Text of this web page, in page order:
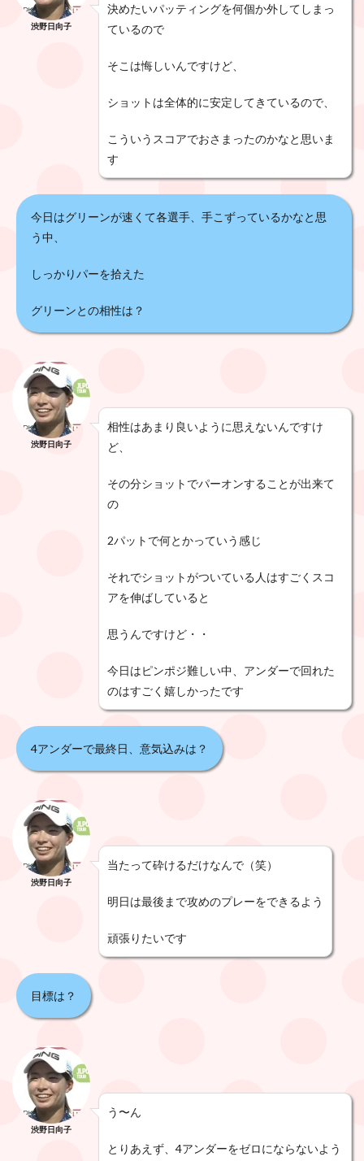
渋野日向子
決めたいパッティングを何個か外してしまっ
ているので
そこは悔しいんですけど、
ショットは全体的に安定してきているので、
こういうスコアでおさまったのかなと思いま
す
今日はグリーンが速くて各選手、手こずっているかなと思
う中、
しっかりパーを拾えた
グリーンとの相性は？
渋野日向子
相性はあまり良いように思えないんですけ
ど、
その分ショットでパーオンすることが出来て
の
2パットで何とかっていう感じ
それでショットがついている人はすごくスコ
アを伸ばしていると
思う んですけど・・
今日はピンポジ難しい中、 アンダーで回れた
のはすごく嬉しかったです
4アンダーで最終日、意気込みは？
渋野日向子
当たって砕けるだけなんで（笑）
明日は最後まで攻めのプレーをできるよう
頑張りたいです
目標は？
渋野日向子
う〜ん
とりあえず、 4アンダーをゼロにならないよう